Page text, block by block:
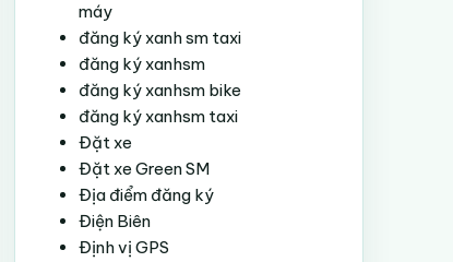
máy
đăng ký xanh sm taxi
đăng ký xanhsm
đăng ký xanhsm bike
đăng ký xanhsm taxi
Đặt xe
Đặt xe Green SM
Địa điểm đăng ký
Điện Biên
Định vị GPS